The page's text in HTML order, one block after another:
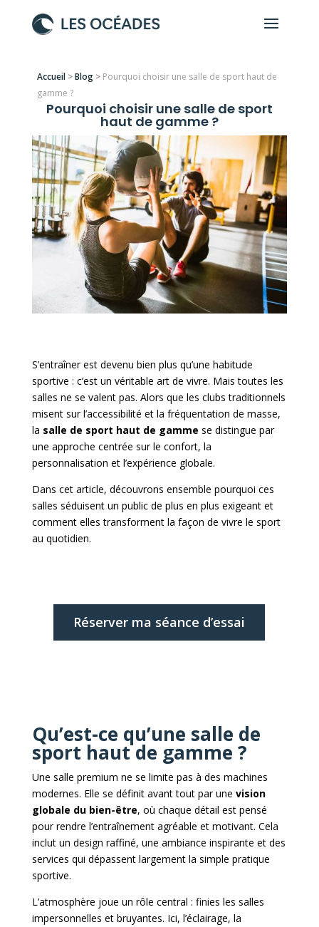
Accueil>Blog> Pourquoi choisir une salle de sport haut de
gamme ?
Pourquoi choisir une salle de sport
haut de gamme ?
S’entraîner est devenu bien plus qu’une habitude
sportive : c’est un véritable art de vivre. Mais toutes les
salles ne se valent pas. Alors que les clubs traditionnels
misent sur l’accessibilité et la fréquentation de masse,
la salle de sport haut de gamme se distingue par
une approche centrée sur le confort, la
personnalisation et l’expérience globale.
Dans cet article, découvrons ensemble pourquoi ces
salles séduisent un public de plus en plus exigeant et
comment elles transforment la façon de vivre le sport
au quotidien.
Réserver ma séance d’essai
Qu’est-ce qu’une salle de
sport haut de gamme ?
Une salle premium ne se limite pas à des machines
modernes. Elle se définit avant tout par une vision
globale du bien-être, où chaque détail est pensé
pour rendre l’entraînement agréable et motivant. Cela
inclut un design raffiné, une ambiance inspirante et des
services qui dépassent largement la simple pratique
sportive.
L’atmosphère joue un rôle central : finies les salles
impersonnelles et bruyantes. Ici, l’éclairage, la